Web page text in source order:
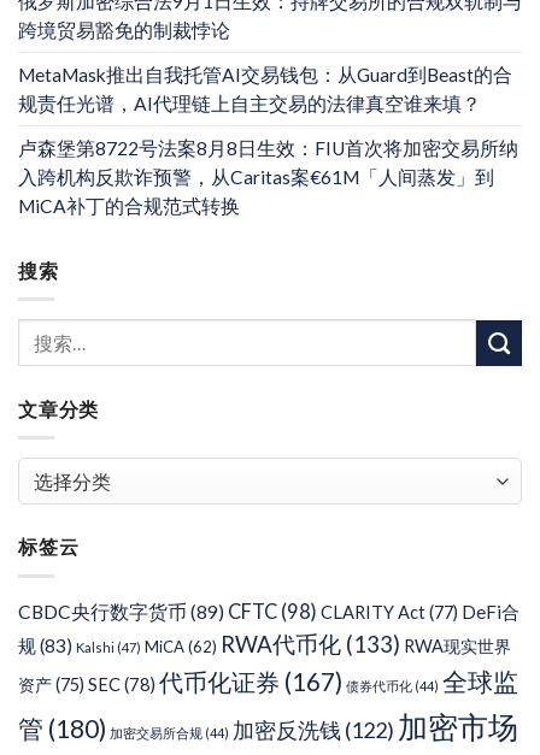
跨境贸易豁免的制裁悖论
MetaMask推出自我托管AI交易钱包：从Guard到Beast的合
规责任光谱，AI代理链上自主交易的法律真空谁来填？
卢森堡第8722号法案8月8日生效：FIU首次将加密交易所纳
入跨机构反欺诈预警，从Caritas案€61M「人间蒸发」到
MiCA补丁的合规范式转换
搜索
文章分类
类
标签云
CBDC央行数字货币 (89) CFTC (98) CLARITY Act(77) DeFi合
规(83) Kalshi (47) MiCA(62) RWA代币化 (133) RWA现实世界
资产(75) SEC(78) 代币化证券 (167) 债券代币化 (44) 全球监
管 (180) 加密交易所合规 (44) 加密反洗钱 (122) 加密市场